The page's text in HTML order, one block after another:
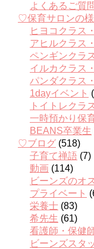
よくあるご質
♡保育サロンの
ヒヨコクラス
アヒルクラス
ペンギンクラ
イルカクラス
パンダクラス
1dayイベント
トイトレクラ
一時預かり保
BEANS卒業生
♡ブログ (518)
子育て禅語 (7)
動画 (114)
ビーンズのオ
プライベート
栄養士 (83)
希先生 (61)
看護師・保健
ビーンズスタ